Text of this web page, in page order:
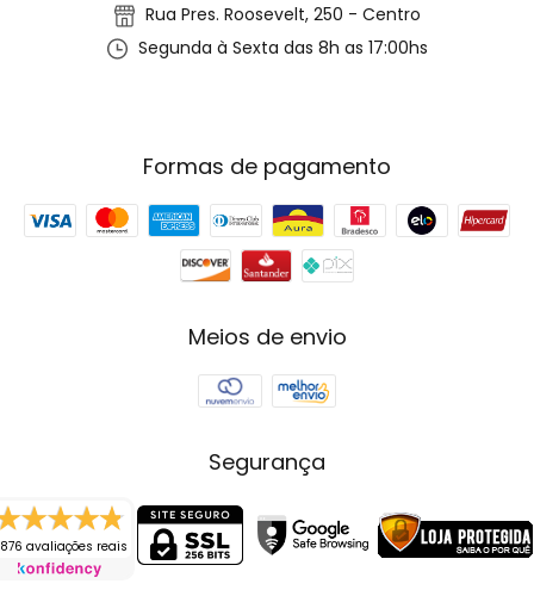
Rua Pres. Roosevelt, 250 - Centro
Segunda à Sexta das 8h as 17:00hs
Formas de pagamento
Meios de envio
Segurança
avaliações reais